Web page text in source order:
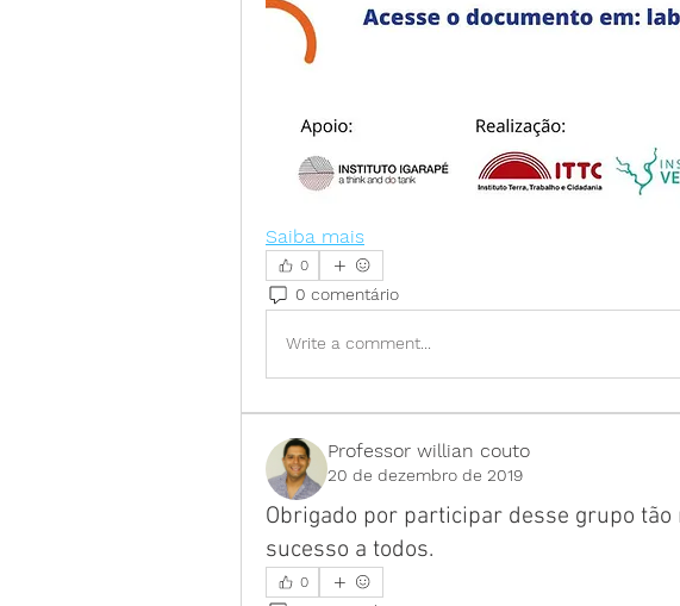
Saiba mais
0
0 comentário
Write a comment...
Professor willian couto
20 de dezembro de 2019
Obrigado por participar desse grupo tão
sucesso a todos.
0